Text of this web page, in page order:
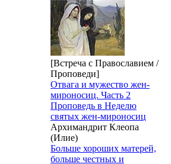
[Встреча с Православием /
Проповеди]
Отвага и мужество жен-
мироносиц. Часть 2
Проповедь в Неделю
святых жен-мироносиц
Архимандрит Клеопа
(Илие)
Больше хороших матерей,
больше честных и